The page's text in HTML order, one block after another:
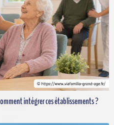
intégrer ces établissements ?